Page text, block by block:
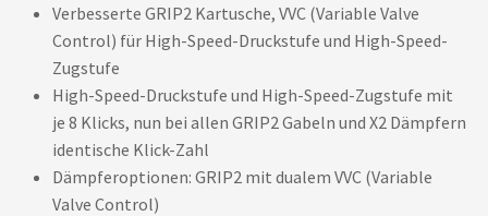
Verbesserte GRIP2 Kartusche, VVC (Variable Valve
Control) für High-Speed-Druckstufe und High-Speed-
Zugstufe
High-Speed-Druckstufe und High-Speed-Zugstufe mit
je 8 Klicks, nun bei allen GRIP2 Gabeln und X2 Dämpfern
identische Klick-Zahl
Dämpferoptionen: GRIP2 mit dualem VVC (Variable
Valve Control)